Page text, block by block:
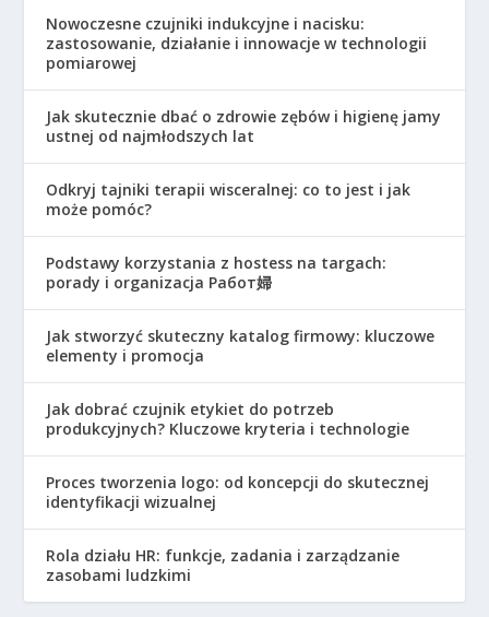
Nowoczesne czujniki indukcyjne i nacisku:
zastosowanie, działanie i innowacje w technologii
pomiarowej
Jak skutecznie dbać o zdrowie zębów i higienę jamy
ustnej od najmłodszych lat
Odkryj tajniki terapii wisceralnej: co to jest i jak
może pomóc?
Podstawy korzystania z hostess na targach:
porady i organizacja Работ婦
Jak stworzyć skuteczny katalog firmowy: kluczowe
elementy i promocja
Jak dobrać czujnik etykiet do potrzeb
produkcyjnych? Kluczowe kryteria i technologie
Proces tworzenia logo: od koncepcji do skutecznej
identyfikacji wizualnej
Rola działu HR: funkcje, zadania i zarządzanie
zasobami ludzkimi